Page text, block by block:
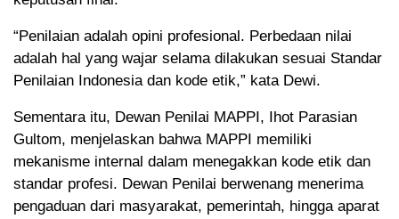
“Penilaian adalah opini profesional. Perbedaan nilai
adalah hal yang wajar selama dilakukan sesuai Standar
Penilaian Indonesia dan kode etik,” kata Dewi.
Sementara itu, Dewan Penilai MAPPI, Ihot Parasian
Gultom, menjelaskan bahwa MAPPI memiliki
mekanisme internal dalam menegakkan kode etik dan
standar profesi. Dewan Penilai berwenang menerima
pengaduan dari masyarakat, pemerintah, hingga aparat